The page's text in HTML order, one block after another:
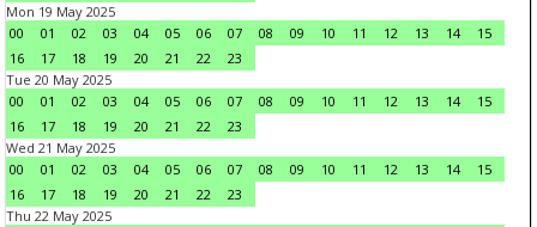
Mon 19 May 2025
00
01 02 03 04 05 06 07 08 09 10 11 12 13 14
15
16
17 18 19 20 21 22
23
Tue 20 May 2025
00
01 02 03 04 05 06 07 08 09 10 11 12 13 14
15
16
17 18 19 20 21 22
23
Wed 21 May 2025
00
01 02 03 04 05 06 07 08 09 10 11 12 13 14
15
16
17 18 19 20 21 22
23
Thu 22 May 2025